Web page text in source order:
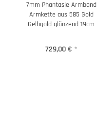
7mm Phantasie Armband
Armkette aus 585 Gold
Gelbgold glänzend 19cm
729,00 € *